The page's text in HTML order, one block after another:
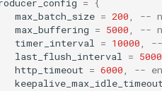
max_batch_size = 200
--
max_buffering = 5000
--
timer_interval
= 10000
last_flush_interval
= 5000
http_timeout = 6000
--